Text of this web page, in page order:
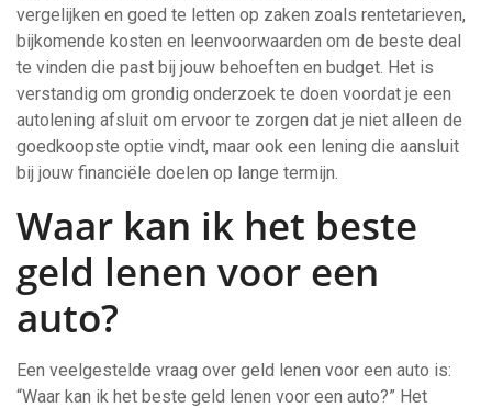
vergelijken en goed te letten op zaken zoals rentetarieven,
bijkomende kosten en leenvoorwaarden om de beste deal
te vinden die past bij jouw behoeften en budget. Het is
verstandig om grondig onderzoek te doen voordat je een
autolening afsluit om ervoor te zorgen dat je niet alleen de
goedkoopste optie vindt, maar ook een lening die aansluit
bij jouw financiële doelen op lange termijn.
Waar kan ik het beste
geld lenen voor een
auto?
Een veelgestelde vraag over geld lenen voor een auto is:
“Waar kan ik het beste geld lenen voor een auto?” Het